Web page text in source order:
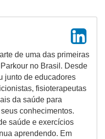
de uma das primeiras
no Brasil. Desde
junto de educadores
fisioterapeutas
da saúde para
conhecimentos.
saúde e exercícios
aprendendo. Em